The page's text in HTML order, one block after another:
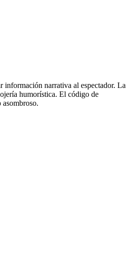
información narrativa al espectador. La
humorística. El código de